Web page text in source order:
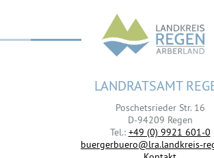
LANDRATSAMT
Poschetsrieder Str. 16
D-94209 Regen
Tel.: +49 (0) 9921 601-0
buergerbuero@lra.landkreis-